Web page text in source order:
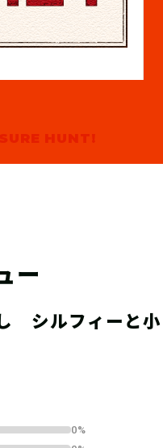
する
ちにキットが届
ートフォンな
HUNT!
ー
シルフィーと小
0%